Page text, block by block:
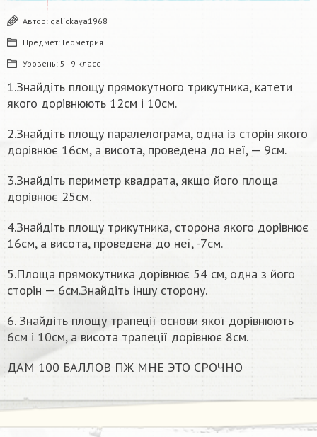
Автор: galickaya1968
Предмет: Геометрия
Уровень: 5 - 9 класс
1.Знайдіть площу прямокутного трикутника, катети
якого дорівнюють 12см і 10см.
2.Знайдіть площу паралелограма, одна із сторін якого
дорівнює 16см, а висота, проведена до неї, — 9см.
3.Знайдіть периметр квадрата, якщо його площа
дорівнює 25см.
4.Знайдіть площу трикутника, сторона якого дорівнює
16см, а висота, проведена до неї, -7см.
5.Площа прямокутника дорівнює 54 см, одна з його
сторін — 6см.Знайдіть іншу сторону.
6. Знайдіть площу трапеції основи якої дорівнюють
6см і 10см, а висота трапеції дорівнює 8см.
ДАМ 100 БАЛЛОВ ПЖ МНЕ ЭТО СРОЧНО